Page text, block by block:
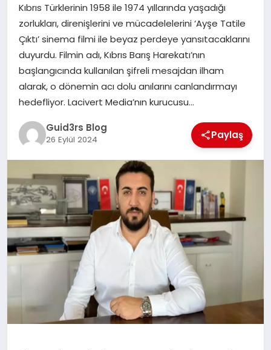
MAGAZIN
EĞITIM
Kıbrıs Türklerinin 1958 ile 1974 yıllarında yaşadığı
zorlukları, direnişlerini ve mücadelelerini ‘Ayşe Tatile
Çıktı’ sinema filmi ile beyaz perdeye yansıtacaklarını
duyurdu. Filmin adı, Kıbrıs Barış Harekatı’nın
başlangıcında kullanılan şifreli mesajdan ilham
alarak, o dönemin acı dolu anılarını canlandırmayı
hedefliyor. Lacivert Media’nın kurucusu…
Guid3rs Blog
26 Eylül 2024 Paylaş